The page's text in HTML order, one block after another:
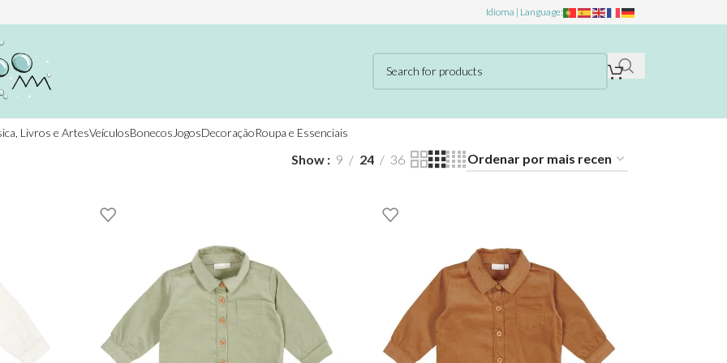
Idioma | Language:
Livros e ArtesVeículosBonecos JogosDecoraçãoRoupa e Essenciais
Show 9 24 36